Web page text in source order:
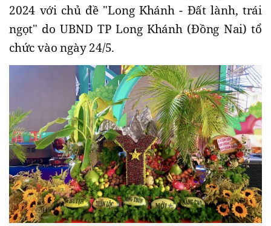
2024 với chủ đề "Long Khánh - Đất lành, trái
ngọt" do UBND TP Long Khánh (Đồng Nai) tổ
chức vào ngày 24/5.